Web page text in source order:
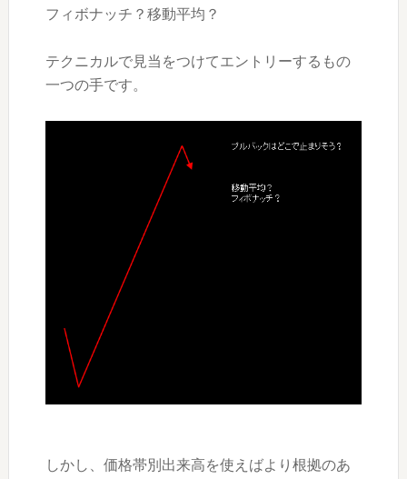
フィボナッチ？移動平均？
テクニカルで見当をつけてエントリーするもの
一つの手です。
しかし、価格帯別出来高を使えばより根拠のあ